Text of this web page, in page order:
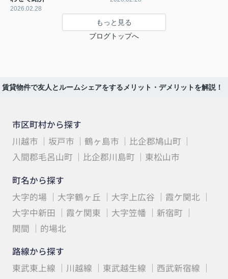
2026.02.28
もっと見る
ブログトップへ
賃貸物件で友人とルームシェアをするメリット・デメリットを解説！
市区町村から探す
川越市
坂戸市 鶴ヶ島市
比企郡鳩山町
入間郡毛呂山町
比企郡川島町
東松山市
町名から探す
大字的場
大字鶴ヶ丘 大字上広谷
霞ケ関北
大字中新田
霞ケ関東 大字笠幡
新宿町
関間
的場北
路線から探す
東武東上線
川越線 東武越生線
西武新宿線